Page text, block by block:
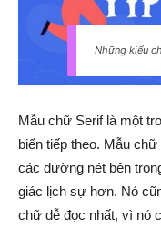
Những kiểu
Mẫu chữ Serif là một
biến tiếp theo. Mẫu
các đường nét bên
giác lịch sự hơn. Nó
chữ dễ đọc nhất, vì nó